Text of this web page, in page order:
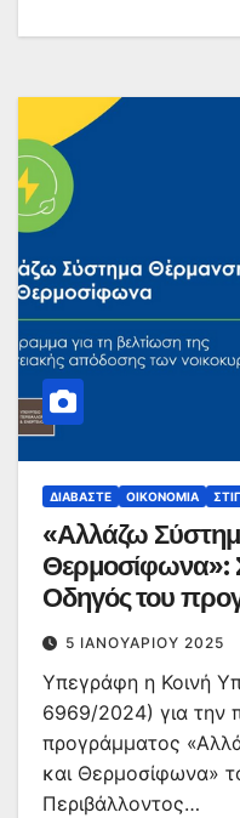
ΔΙΑΒΆΣΤΕ ΟΙΚΟΝΟΜΊΑ
«Αλλάζω
Θερμοσίφωνα»:
Οδηγός του
5 ΙΑΝΟΥΑΡΊΟΥ 2025
Υπεγράφη η Κοινή
6969/2024) για την
προγράμματος
και Θερμοσίφωνα»
Περιβάλλοντος…